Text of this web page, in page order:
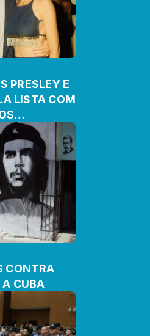
PRESLEY E
LISTA COM
CONTRA
A CUBA